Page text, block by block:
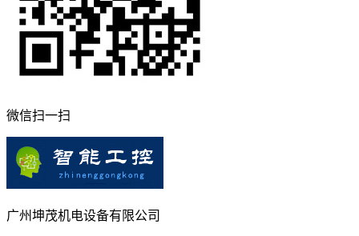
微信扫一扫
广州坤茂机电设备有限公司